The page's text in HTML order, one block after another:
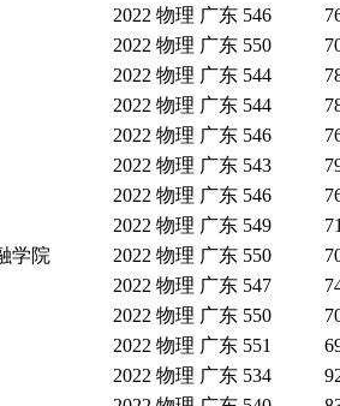
2022 物理 广东 546
2022 物理 广东 550
2022 物理 广东 544
2022 物理 广东 544
2022 物理 广东 546
2022 物理 广东 543
2022 物理 广东 546
2022 物理 广东 549
学院 2022 物理 广东 550
2022 物理 广东 547
2022 物理 广东 550
2022 物理 广东 551
2022 物理 广东 534